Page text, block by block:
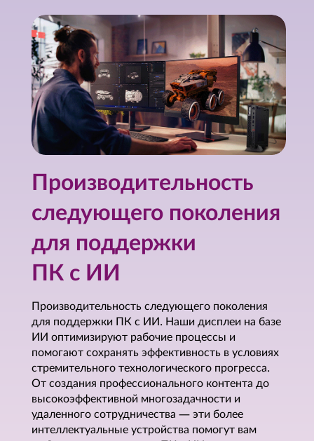
Производительность
следующего поколения
для поддержки
ПК с ИИ
Производительность следующего поколения
для поддержки ПК с ИИ. Наши дисплеи на базе
ИИ оптимизируют рабочие процессы и
помогают сохранять эффективность в условиях
стремительного технологического прогресса.
От создания профессионального контента до
высокоэффективной многозадачности и
удаленного сотрудничества — эти более
интеллектуальные устройства помогут вам